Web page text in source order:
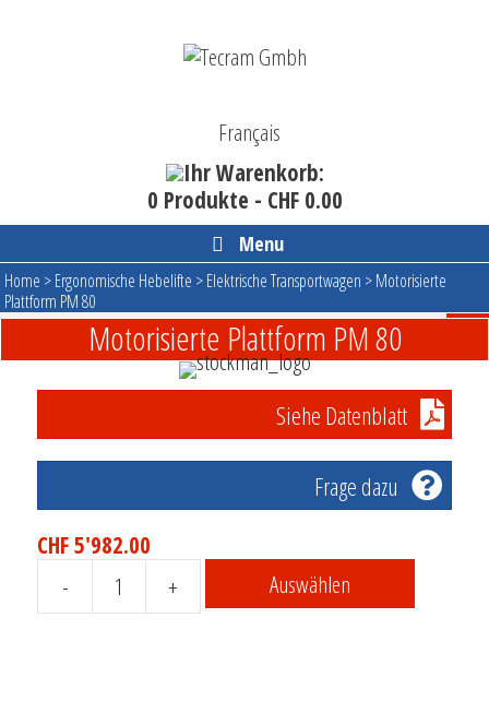
Français
Ihr Warenkorb:
0 Produkte - CHF0.00
Menu
Home >Ergonomische Hebelifte >Elektrische Transportwagen >Motorisierte
Plattform PM 80
Motorisierte Plattform PM 80
Siehe Datenblatt
Frage dazu
CHF5'982.00
-
Motorisierte
+ Auswählen